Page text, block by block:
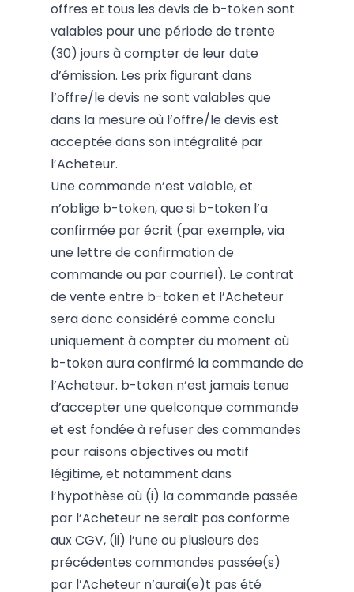
offres et tous les devis de b-token sont
valables pour une période de trente
(30) jours à compter de leur date
d’émission. Les prix figurant dans
l’offre/le devis ne sont valables que
dans la mesure où l’offre/le devis est
acceptée dans son intégralité par
l’Acheteur.
Une commande n’est valable, et
n’oblige b-token, que si b-token l’a
confirmée par écrit (par exemple, via
une lettre de confirmation de
commande ou par courriel). Le contrat
de vente entre b-token et l’Acheteur
sera donc considéré comme conclu
uniquement à compter du moment où
b-token aura confirmé la commande de
l’Acheteur. b-token n’est jamais tenue
d’accepter une quelconque commande
et est fondée à refuser des commandes
pour raisons objectives ou motif
légitime, et notamment dans
l’hypothèse où (i) la commande passée
par l’Acheteur ne serait pas conforme
aux CGV, (ii) l’une ou plusieurs des
précédentes commandes passée(s)
par l’Acheteur n’aurai(e)t pas été